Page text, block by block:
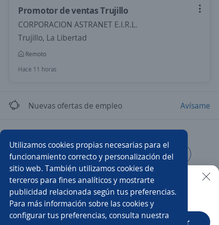
Promotor de ventas Trujillo
CORPORACION ASTRANET E.I.R.L.
Trujillo, La Libertad
Remoto
Hace 11 horas
Nuevas ofertas de empleo Avísame
Impulsadores/as Mercaderista Impulsadoras
Promotor/a de cambaceo Impulsadora
Mercaderista de ruta Promotor de ventas comisionista
Buscar es más fácil en la app
CT App Abrir
Utilizamos cookies propias necesarias para el
funcionamiento correcto y personalización del
sitio web. También utilizamos cookies de
terceros para fines analíticos y mostrarte
publicidad relacionada según tus preferencias.
Para más información sobre las cookies y
configurar tus preferencias, consulta nuestra